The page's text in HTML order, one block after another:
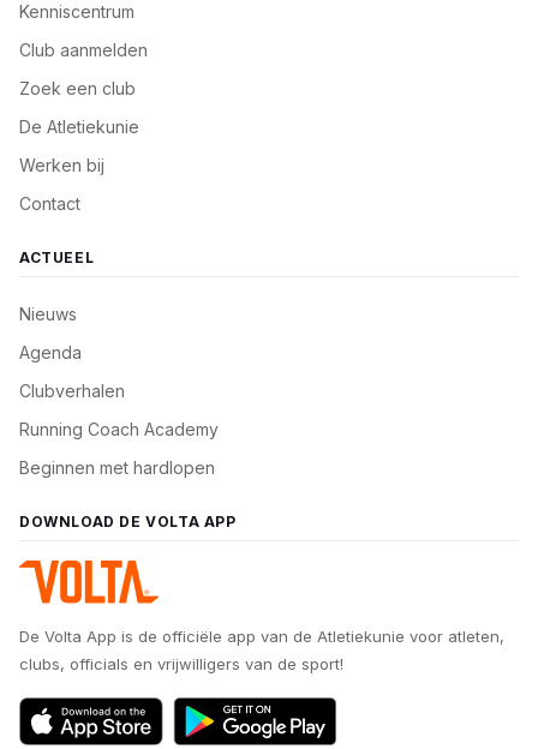
Kenniscentrum
Club aanmelden
Zoek een club
De Atletiekunie
Werken bij
Contact
ACTUEEL
Nieuws
Agenda
Clubverhalen
Running Coach Academy
Beginnen met hardlopen
DOWNLOAD DE VOLTA APP
De Volta App is de officiële app van de Atletiekunie voor atleten,
clubs, officials en vrijwilligers van de sport!